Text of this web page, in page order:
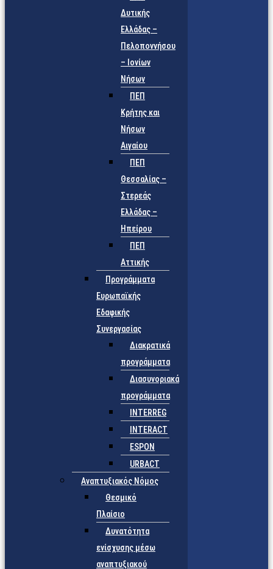
Δυτικής
Ελλάδας –
Πελοποννήσου
– Ιονίων
Νήσων
ΠΕΠ
Κρήτης και
Νήσων
Αιγαίου
ΠΕΠ
Θεσσαλίας –
Στερεάς
Ελλάδας –
Ηπείρου
ΠΕΠ
Αττικής
Προγράμματα
Ευρωπαϊκής
Εδαφικής
Συνεργασίας
Διακρατικά
προγράμματα
Διασυνοριακά
προγράμματα
INTERREG
INTERACT
ESPON
URBACT
Αναπτυξιακός Νόμος
Θεσμικό
Πλαίσιο
Δυνατότητα
ενίσχυσης μέσω
αναπτυξιακού